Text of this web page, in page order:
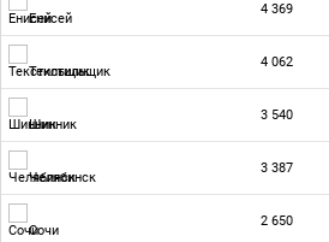
Енисей
4 369
Текстильщик
4 062
Шинник
3 540
Челябинск
3 387
Сочи
2 650